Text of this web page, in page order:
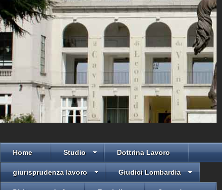
Home Studio Dottrina Lavoro
giurisprudenza lavoro Giudici Lombardia